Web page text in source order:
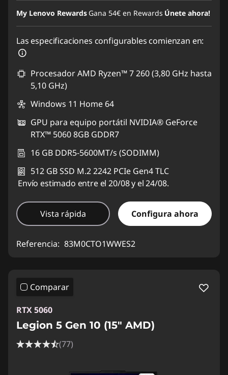
My Lenovo Rewards Gana 54€ en Rewards Únete ahora!
Las especificaciones configurables comienzan en:
Procesador AMD Ryzen™ 7 260 (3,80 GHz hasta
5,10 GHz)
Windows 11 Home 64
GPU para equipo portátil NVIDIA® GeForce
RTX™ 5060 8GB GDDR7
16 GB DDR5-5600MT/s (SODIMM)
512 GB SSD M.2 2242 PCIe Gen4 TLC
Envío estimado entre el 20/08 y el 24/08.
Vista rápida Configura ahora
Referencia: 83M0CTO1WWES2
Comparar
RTX 5060
Legion 5 Gen 10 (15" AMD)
(77)